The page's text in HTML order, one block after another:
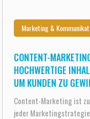
Marketing &
CONTENT-
HOCHWERTIGE
UM KUNDEN ZU
Content-Marketing ist
jeder Marketingstrategie